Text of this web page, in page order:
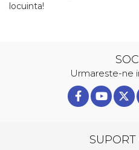
locuinta!
Urmareste-ne
SUPORT